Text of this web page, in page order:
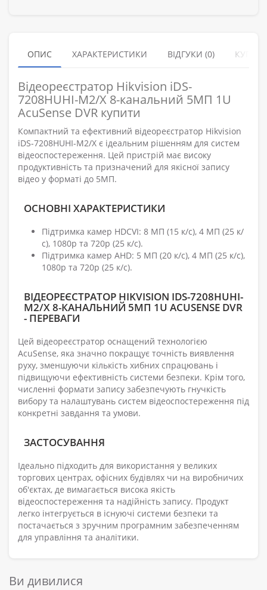
ОПИС ХАРАКТЕРИСТИКИ ВІДГУКИ (0)
Відеореєстратор Hikvision iDS-
7208HUHI-M2/X 8-канальний 5МП 1U
AcuSense DVR купити
Компактний та ефективний відеореєстратор Hikvision
iDS-7208HUHI-M2/X є ідеальним рішенням для систем
відеоспостереження. Цей пристрій має високу
продуктивність та призначений для якісної запису
відео у форматі до 5МП.
ОСНОВНІ ХАРАКТЕРИСТИКИ
Підтримка камер HDCVI: 8 МП (15 к/с), 4 МП (25 к/
с), 1080p та 720p (25 к/с).
Підтримка камер AHD: 5 МП (20 к/с), 4 МП (25 к/с),
1080p та 720p (25 к/с).
ВІДЕОРЕЄСТРАТОР HIKVISION IDS-7208HUHI-
M2/X 8-КАНАЛЬНИЙ 5МП 1U ACUSENSE DVR
- ПЕРЕВАГИ
Цей відеореєстратор оснащений технологією
AcuSense, яка значно покращує точність виявлення
руху, зменшуючи кількість хибних спрацювань і
підвищуючи ефективність системи безпеки. Крім того,
численні формати запису забезпечують гнучкість
вибору та налаштувань систем відеоспостереження під
конкретні завдання та умови.
ЗАСТОСУВАННЯ
Ідеально підходить для використання у великих
торгових центрах, офісних будівлях чи на виробничих
об'єктах, де вимагається висока якість
відеоспостереження та надійність запису. Продукт
легко інтегрується в існуючі системи безпеки та
постачається з зручним програмним забезпеченням
для управління та аналітики.
Ви дивилися